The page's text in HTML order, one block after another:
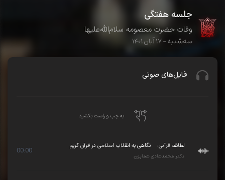
جلسه هفتگی
وفات حضرت معصومه سلام‌الله‌علیها
سه‌شنبه - ۱۷ آبان ۱۴۰۱
فایل‌های صوتی
به چپ و راست بکشید
لطائف قرآنی:
نگاهی به انقلاب اسلامی در قرآن کریم
دکتر محمدهادی همایون
00:00